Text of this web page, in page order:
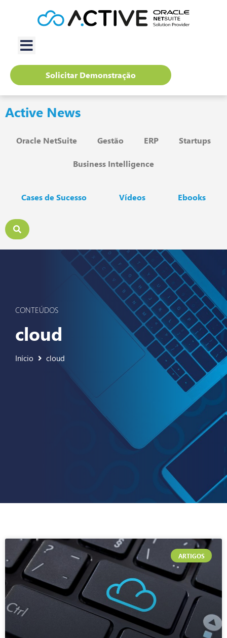
Solicitar Demonstração
Active News
Oracle NetSuite Gestão ERP Startups
Business Intelligence
Cases de Sucesso Vídeos Ebooks
CONTEÚDOS
cloud
Início cloud
ARTIGOS